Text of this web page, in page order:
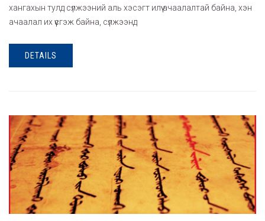
хангахын тулд сүлжээний аль хэсэгт илүү ачаалалтай байна, хэн
ачаалал их үүсгэж байна, сүлжээнд
DETAILS